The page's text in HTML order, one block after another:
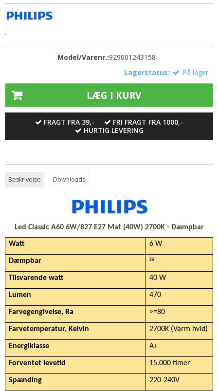
.
Model/Varenr.:929001243158
Lagerstatus:
På lager
LÆG I KURV
FRAGT FRA 39,-
FRI FRAGT FRA 1000,-
HURTIG LEVERING
Beskrivelse Downloads
Led Classic A60 6W/827 E27 Mat (40W) 2700K - Dæmpbar
Watt 6 W
Dæmpbar Ja
Tilsvarende watt 40 W
Lumen 470
Farvegengivelse, Ra >=80
Farvetemperatur, Kelvin 2700K (Varm hvid)
Energiklasse A+
Forventet levetid 15.000 timer
Spænding 220-240V